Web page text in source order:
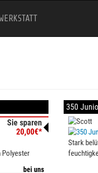
Sie sparen
20,00€*
bei uns
350
Stark